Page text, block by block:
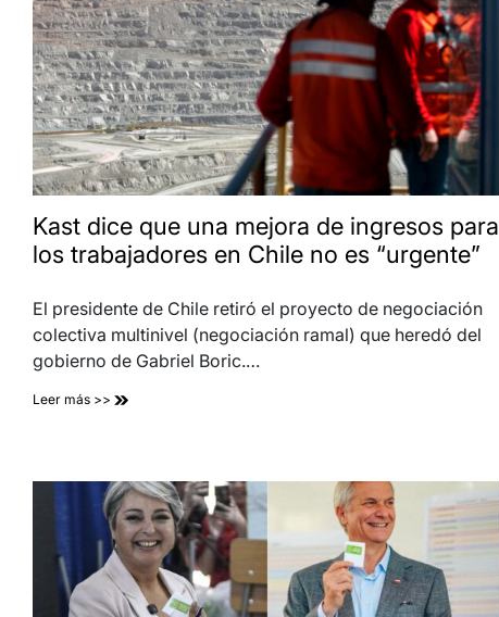
Kast dice que una mejora de ingresos para
los trabajadores en Chile no es “urgente”
El presidente de Chile retiró el proyecto de negociación
colectiva multinivel (negociación ramal) que heredó del
gobierno de Gabriel Boric.…
Leer más >>